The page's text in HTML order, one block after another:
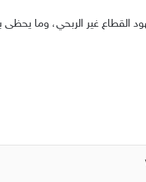
القطاع غير الربحي، وما